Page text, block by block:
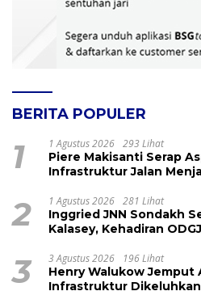
BERITA POPULER
1 1 Agustus 2026 293 Lihat
Piere Makisanti Serap
Infrastruktur Jalan
2 1 Agustus 2026 281 Lihat
Inggried JNN Sondakh
Kalasey, Kehadiran
3 3 Agustus 2026 196 Lihat
Henry Walukow Jemput
Infrastruktur